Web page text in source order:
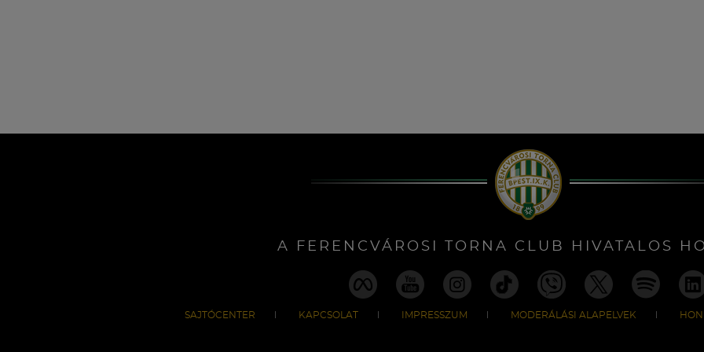
A FERENCVÁROSI TORNA CLUB HIVATALOS
SAJTÓCENTER KAPCSOLAT IMPRESSZUM MODERÁLÁSI ALAPELVEK